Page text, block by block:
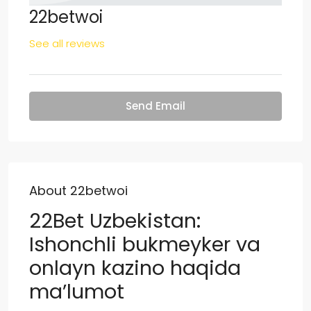
22betwoi
See all reviews
Send Email
About 22betwoi
22Bet Uzbekistan:
Ishonchli bukmeyker va
onlayn kazino haqida
ma’lumot